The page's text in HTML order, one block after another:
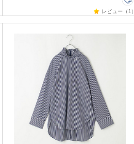
レビュー（1）